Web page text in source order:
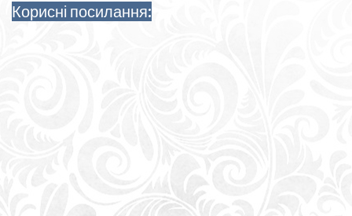
Корисні посилання: